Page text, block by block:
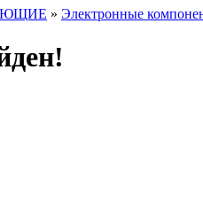
» Электронные